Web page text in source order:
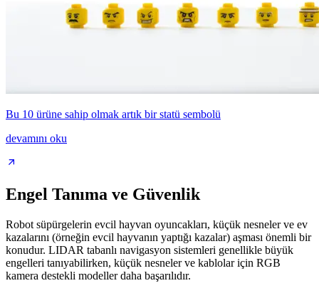
Bu 10 ürüne sahip olmak artık bir statü sembolü
devamını oku
Engel Tanıma ve Güvenlik
Robot süpürgelerin evcil hayvan oyuncakları, küçük nesneler ve ev
kazalarını (örneğin evcil hayvanın yaptığı kazalar) aşması önemli bir
konudur. LIDAR tabanlı navigasyon sistemleri genellikle büyük
engelleri tanıyabilirken, küçük nesneler ve kablolar için RGB
kamera destekli modeller daha başarılıdır.